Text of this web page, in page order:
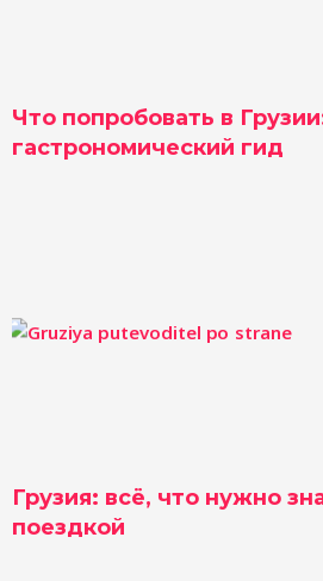
Что попробовать в
гастрономический гид
Грузия: всё, что нужно
поездкой